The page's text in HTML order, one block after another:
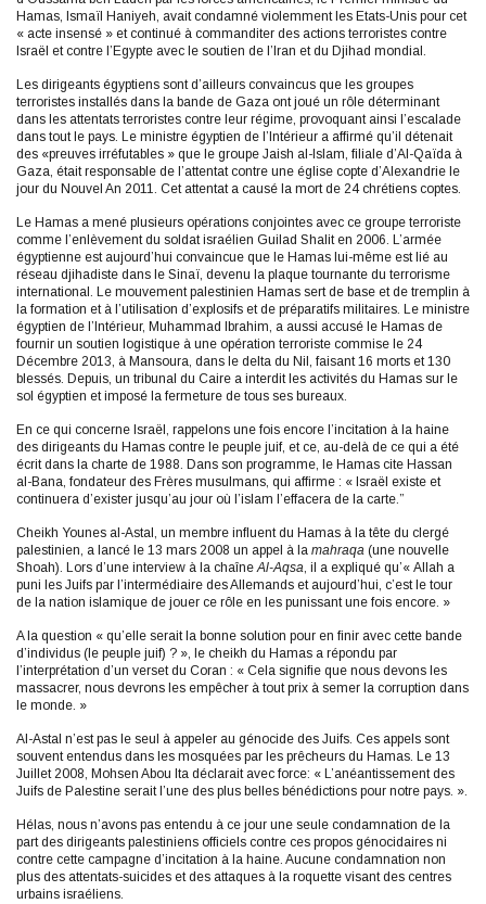
Hamas, Ismaïl Haniyeh, avait condamné violemment les Etats-Unis pour cet
« acte insensé » et continué à commanditer des actions terroristes contre
Israël et contre l’Egypte avec le soutien de l’Iran et du Djihad mondial.
Les dirigeants égyptiens sont d’ailleurs convaincus que les groupes
terroristes installés dans la bande de Gaza ont joué un rôle déterminant
dans les attentats terroristes contre leur régime, provoquant ainsi l’escalade
dans tout le pays. Le ministre égyptien de l’Intérieur a affirmé qu’il détenait
des «preuves irréfutables » que le groupe Jaish al-Islam, filiale d’Al-Qaïda à
Gaza, était responsable de l’attentat contre une église copte d’Alexandrie le
jour du Nouvel An 2011. Cet attentat a causé la mort de 24 chrétiens coptes.
Le Hamas a mené plusieurs opérations conjointes avec ce groupe terroriste
comme l’enlèvement du soldat israélien Guilad Shalit en 2006. L’armée
égyptienne est aujourd’hui convaincue que le Hamas lui-même est lié au
réseau djihadiste dans le Sinaï, devenu la plaque tournante du terrorisme
international. Le mouvement palestinien Hamas sert de base et de tremplin à
la formation et à l’utilisation d’explosifs et de préparatifs militaires. Le ministre
égyptien de l’Intérieur, Muhammad Ibrahim, a aussi accusé le Hamas de
fournir un soutien logistique à une opération terroriste commise le 24
Décembre 2013, à Mansoura, dans le delta du Nil, faisant 16 morts et 130
blessés. Depuis, un tribunal du Caire a interdit les activités du Hamas sur le
sol égyptien et imposé la fermeture de tous ses bureaux.
En ce qui concerne Israël, rappelons une fois encore l’incitation à la haine
des dirigeants du Hamas contre le peuple juif, et ce, au-delà de ce qui a été
écrit dans la charte de 1988. Dans son programme, le Hamas cite Hassan
al-Bana, fondateur des Frères musulmans, qui affirme : « Israël existe et
continuera d’exister jusqu’au jour où l’islam l’effacera de la carte.”
Cheikh Younes al-Astal, un membre influent du Hamas à la tête du clergé
palestinien, a lancé le 13 mars 2008 un appel à la mahraqa (une nouvelle
Shoah). Lors d’une interview à la chaîneAl-Aqsa, il a expliqué qu’« Allah a
puni les Juifs par l’intermédiaire des Allemands et aujourd’hui, c’est le tour
de la nation islamique de jouer ce rôle en les punissant une fois encore. »
A la question « qu’elle serait la bonne solution pour en finir avec cette bande
d’individus (le peuple juif) ? », le cheikh du Hamas a répondu par
l’interprétation d’un verset du Coran : « Cela signifie que nous devons les
massacrer, nous devrons les empêcher à tout prix à semer la corruption dans
le monde. »
Al-Astal n’est pas le seul à appeler au génocide des Juifs. Ces appels sont
souvent entendus dans les mosquées par les prêcheurs du Hamas. Le 13
Juillet 2008, Mohsen Abou Ita déclarait avec force: « L’anéantissement des
Juifs de Palestine serait l’une des plus belles bénédictions pour notre pays. ».
Hélas, nous n’avons pas entendu à ce jour une seule condamnation de la
part des dirigeants palestiniens officiels contre ces propos génocidaires ni
contre cette campagne d’incitation à la haine. Aucune condamnation non
plus des attentats-suicides et des attaques à la roquette visant des centres
urbains israéliens.